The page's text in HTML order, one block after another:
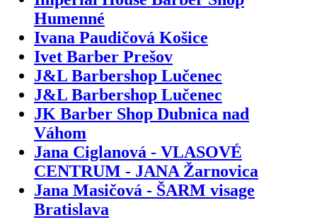
Humenné
Ivana Paudičová Košice
Ivet Barber Prešov
J&L Barbershop Lučenec
J&L Barbershop Lučenec
JK Barber Shop Dubnica nad
Váhom
Jana Ciglanová - VLASOVÉ
CENTRUM - JANA Žarnovica
Jana Masičová - ŠARM visage
Bratislava